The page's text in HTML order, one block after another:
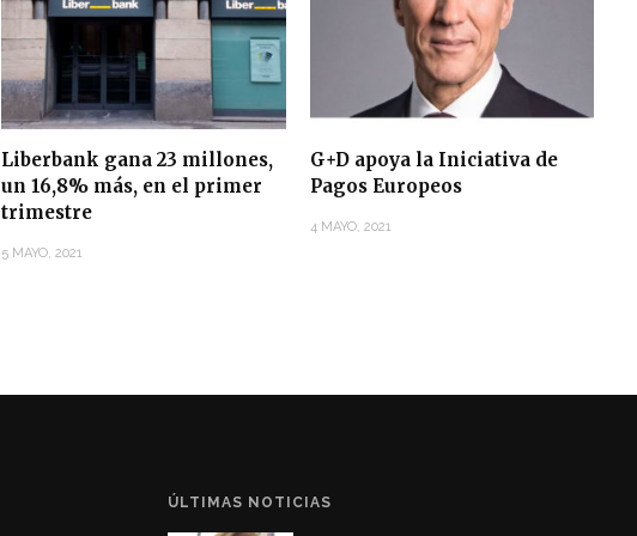
Liberbank gana 23 millones,
un 16,8% más, en el primer
trimestre
5 MAYO, 2021
G+D apoya la Iniciativa de
Pagos Europeos
4 MAYO, 2021
ÚLTIMAS NOTICIAS